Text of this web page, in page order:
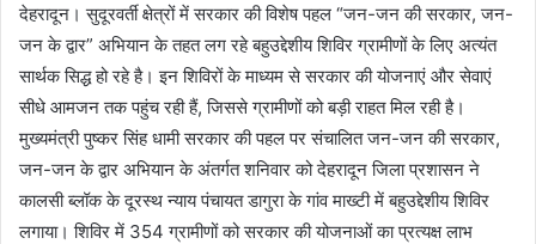
देहरादून। सुदूरवर्ती क्षेत्रों में सरकार की विशेष पहल “जन-जन की सरकार, जन-
जन के द्वार” अभियान के तहत लग रहे बहुउद्देशीय शिविर ग्रामीणों के लिए अत्यंत
सार्थक सिद्ध हो रहे है। इन शिविरों के माध्यम से सरकार की योजनाएं और सेवाएं
सीधे आमजन तक पहुंच रही हैं, जिससे ग्रामीणों को बड़ी राहत मिल रही है।
मुख्यमंत्री पुष्कर सिंह धामी सरकार की पहल पर संचालित जन-जन की सरकार,
जन-जन के द्वार अभियान के अंतर्गत शनिवार को देहरादून जिला प्रशासन ने
कालसी ब्लॉक के दूरस्थ न्याय पंचायत डागुरा के गांव माख्टी में बहुउद्देशीय शिविर
लगाया। शिविर में 354 ग्रामीणों को सरकार की योजनाओं का प्रत्यक्ष लाभ